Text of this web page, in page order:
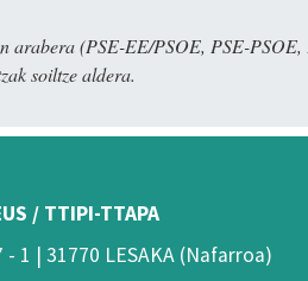
(PSE-EE/PSOE, PSE-
soiltze aldera.
/ TTIPI-TTAPA
1 | 31770 LESAKA (Nafarroa)